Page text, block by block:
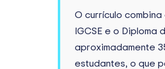
O currículo
IGCSE e o
aproximadamente
estudantes, o que